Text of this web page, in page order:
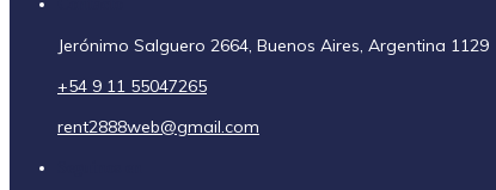
Jerónimo Salguero 2664, Buenos Aires, Argentina 1129
+54 9 11 55047265
rent2888web@gmail.com